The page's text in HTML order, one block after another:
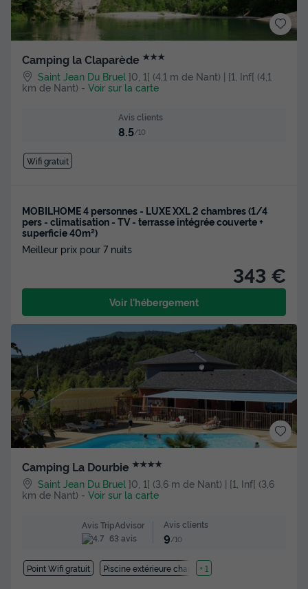
Camping la Claparède ★★★
Saint Jean Du Bruel ]0, 1[ (4,1 m de Nant) | [1, Inf[ (4,1
km de Nant) - Voir sur la carte
Avis clients
8.5/10
Wifi gratuit
MOBILHOME 4 personnes - LUXE XXL 2 chambres (1/4
pers - climatisation - TV - terrasse intégrée couverte +
superficie 40m²)
Meilleur prix pour 7 nuits
343 €
Voir l'hébergement
Camping La Dourbie ★★★★
Saint Jean Du Bruel ]0, 1[ (3,6 m de Nant) | [1, Inf[ (3,6
km de Nant) - Voir sur la carte
Avis TripAdvisor
63 avis
Avis clients
9 /10
Point Wifi gratuit Piscine extérieure chauffée
+ 1